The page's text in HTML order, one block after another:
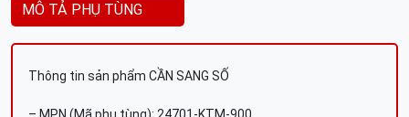
MÔ TẢ PHỤ TÙNG
Thông tin sản phẩm CẦN SANG SỐ